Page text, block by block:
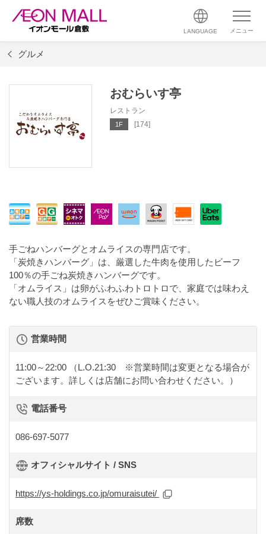
LANGUAGE メニュー
グルメ
おむらいす亭
レストラン
1F [174]
手ごねハンバーグとオムライスの専門店です。
「炭焼きハンバーグ」は、厳選した牛肉を使用したビーフ
100％の手ごね炭焼きハンバーグです。
「オムライス」は卵がふわふわトロトロで、家庭では味わえ
ない職人技のオムライスをぜひご賞味ください。
営業時間
11:00～22:00
（L.O.21:30 ※営業時間は変更となる場合が
ございます。詳しくは店舗にお問い合わせください。）
電話番号
086-697-5077
オフィシャルサイト / SNS
https://ys-holdings.co.jp/omuraisutei/
席数